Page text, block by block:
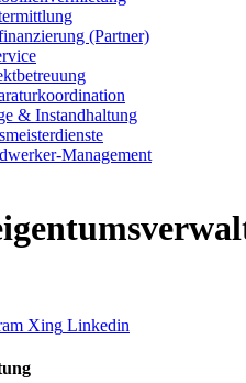
(Partner)
& Instandhaltung
Xing Linkedin